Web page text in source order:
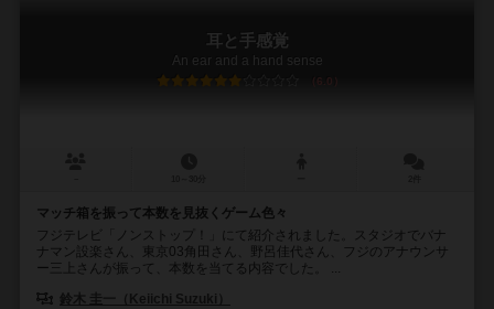
耳と手感覚
An ear and a hand sense
6.0
マッチ箱を振って本数を見抜くゲーム色々
フジテレビ「ノンストップ！」にて紹介されました。スタジオでバナ
ナマン設楽さん、東京03角田さん、野呂佳代さん、フジのアナウンサ
ー三上さんが振って、本数を当てる内容でした。 ...
鈴木 圭一（Keiichi Suzuki）